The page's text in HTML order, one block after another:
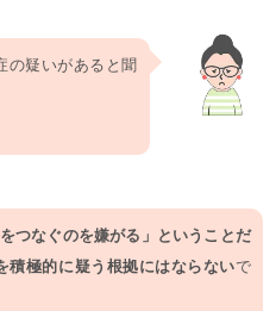
の疑いがあると聞
をつなぐのを嫌がる」ということだ
積極的に疑う根拠にはならないで